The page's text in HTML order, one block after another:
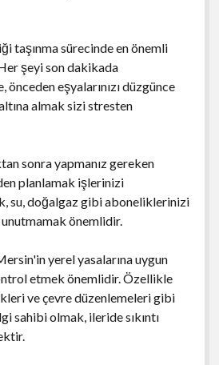
taşınma sürecinde en önemli
şeyi son dakikada
eşyalarınızı düzgünce
almak sizi stresten
sonra yapmanız gereken
planlamak işlerinizi
su, doğalgaz gibi aboneliklerinizi
unutmamak önemlidir.
yerel yasalarına uygun
etmek önemlidir. Özellikle
ve çevre düzenlemeleri gibi
sahibi olmak, ileride sıkıntı